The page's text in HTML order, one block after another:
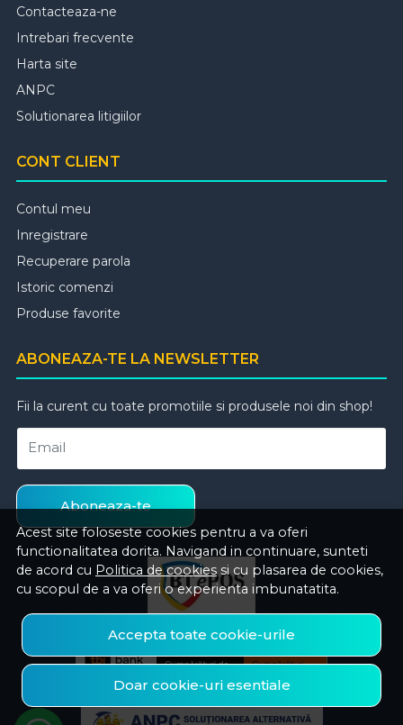
Acest site foloseste cookies pentru a va oferi
functionalitatea dorita. Navigand in continuare, sunteti
de acord cu Politica de cookies si cu plasarea de cookies,
cu scopul de a va oferi o experienta imbunatatita.
Accepta toate cookie-urile
Doar cookie-uri esentiale
Contacteaza-ne
Intrebari frecvente
Harta site
ANPC
Solutionarea litigiilor
CONT CLIENT
Contul meu
Inregistrare
Recuperare parola
Istoric comenzi
Produse favorite
ABONEAZA-TE LA NEWSLETTER
Fii la curent cu toate promotiile si produsele noi din shop!
Email
Aboneaza-te